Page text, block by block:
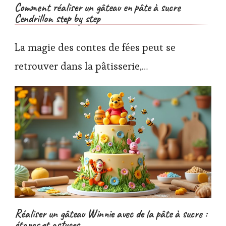
Comment réaliser un gâteau en pâte à sucre
Cendrillon step by step
La magie des contes de fées peut se
retrouver dans la pâtisserie,…
Réaliser un gâteau Winnie avec de la pâte à sucre :